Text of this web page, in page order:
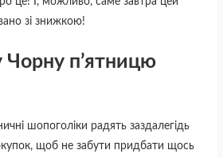
зі знижкою!
п’ятницю
шопоголіки радять заздалегідь
щоб не забути придбати щось